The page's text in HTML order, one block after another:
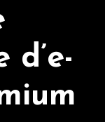
d’e-